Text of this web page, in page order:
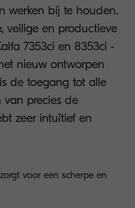
werken bij te houden.
veilige en productieve
7353ci en 8353ci -
nieuw ontworpen
de toegang tot alle
van precies de
zeer intuïtief en
voor een scherpe en